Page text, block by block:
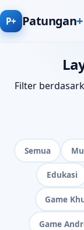
P+ Patungan+
Filter
Semua
Edukasi
Game
Game